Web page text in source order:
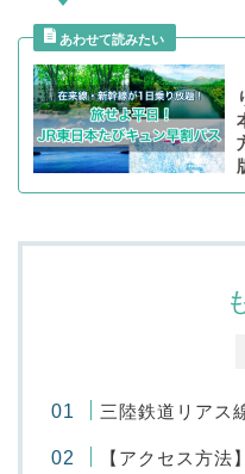
三陸鉄道リアス
【アクセス方